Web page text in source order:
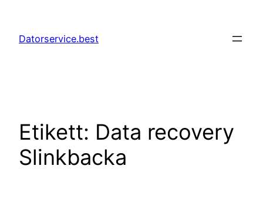
innehåll
Datorservice.best
Etikett: Data recovery
Slinkbacka